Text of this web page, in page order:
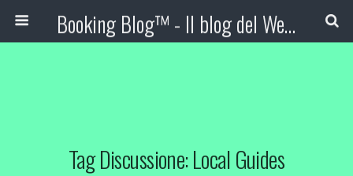
Booking Blog™ - Il blog del Web Marketing Turistico
Tag Discussione: Local Guides